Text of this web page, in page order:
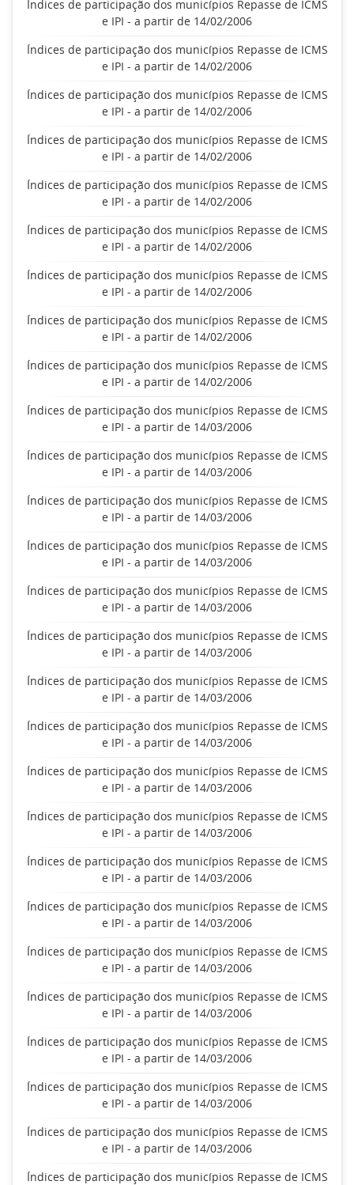
Índices de participação dos municípios Repasse de ICMS
e IPI - a partir de 14/02/2006
Índices de participação dos municípios Repasse de ICMS
e IPI - a partir de 14/02/2006
Índices de participação dos municípios Repasse de ICMS
e IPI - a partir de 14/02/2006
Índices de participação dos municípios Repasse de ICMS
e IPI - a partir de 14/02/2006
Índices de participação dos municípios Repasse de ICMS
e IPI - a partir de 14/02/2006
Índices de participação dos municípios Repasse de ICMS
e IPI - a partir de 14/02/2006
Índices de participação dos municípios Repasse de ICMS
e IPI - a partir de 14/02/2006
Índices de participação dos municípios Repasse de ICMS
e IPI - a partir de 14/02/2006
Índices de participação dos municípios Repasse de ICMS
e IPI - a partir de 14/02/2006
Índices de participação dos municípios Repasse de ICMS
e IPI - a partir de 14/03/2006
Índices de participação dos municípios Repasse de ICMS
e IPI - a partir de 14/03/2006
Índices de participação dos municípios Repasse de ICMS
e IPI - a partir de 14/03/2006
Índices de participação dos municípios Repasse de ICMS
e IPI - a partir de 14/03/2006
Índices de participação dos municípios Repasse de ICMS
e IPI - a partir de 14/03/2006
Índices de participação dos municípios Repasse de ICMS
e IPI - a partir de 14/03/2006
Índices de participação dos municípios Repasse de ICMS
e IPI - a partir de 14/03/2006
Índices de participação dos municípios Repasse de ICMS
e IPI - a partir de 14/03/2006
Índices de participação dos municípios Repasse de ICMS
e IPI - a partir de 14/03/2006
Índices de participação dos municípios Repasse de ICMS
e IPI - a partir de 14/03/2006
Índices de participação dos municípios Repasse de ICMS
e IPI - a partir de 14/03/2006
Índices de participação dos municípios Repasse de ICMS
e IPI - a partir de 14/03/2006
Índices de participação dos municípios Repasse de ICMS
e IPI - a partir de 14/03/2006
Índices de participação dos municípios Repasse de ICMS
e IPI - a partir de 14/03/2006
Índices de participação dos municípios Repasse de ICMS
e IPI - a partir de 14/03/2006
Índices de participação dos municípios Repasse de ICMS
e IPI - a partir de 14/03/2006
Índices de participação dos municípios Repasse de ICMS
e IPI - a partir de 14/03/2006
Índices de participação dos municípios Repasse de ICMS